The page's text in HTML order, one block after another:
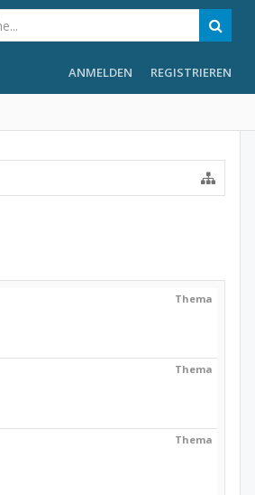
ANMELDEN REGISTRIEREN
Thema
Thema
Thema